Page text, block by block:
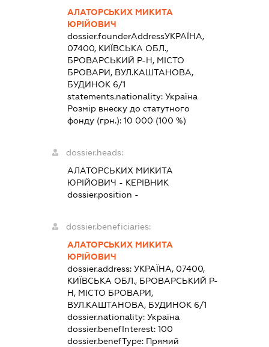
АЛАТОРСЬКИХ МИКИТА
ЮРІЙОВИЧ
dossier.founderAddressУКРАЇНА,
07400, КИЇВСЬКА ОБЛ.,
БРОВАРСЬКИЙ Р-Н, МІСТО
БРОВАРИ, ВУЛ.КАШТАНОВА,
БУДИНОК 6/1
statements.nationality:Україна
Розмір внеску до статутного
фонду (грн.):10 000 (100 %)
dossier.heads:
АЛАТОРСЬКИХ МИКИТА
ЮРІЙОВИЧ - КЕРІВНИК
dossier.position -
dossier.beneficiaries:
АЛАТОРСЬКИХ МИКИТА
ЮРІЙОВИЧ
dossier.address:УКРАЇНА, 07400,
КИЇВСЬКА ОБЛ., БРОВАРСЬКИЙ Р-
Н, МІСТО БРОВАРИ,
ВУЛ.КАШТАНОВА, БУДИНОК 6/1
dossier.nationality:Україна
dossier.benefInterest:100
dossier.benefType: Прямий